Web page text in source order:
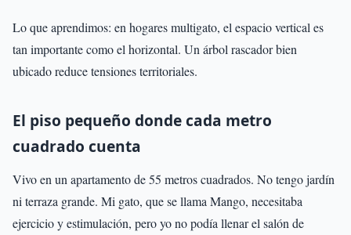
Lo que aprendimos: en hogares multigato, el espacio vertical es
tan importante como el horizontal. Un árbol rascador bien
ubicado reduce tensiones territoriales.
El piso pequeño donde cada metro
cuadrado cuenta
Vivo en un apartamento de 55 metros cuadrados. No tengo jardín
ni terraza grande. Mi gato, que se llama Mango, necesitaba
ejercicio y estimulación, pero yo no podía llenar el salón de